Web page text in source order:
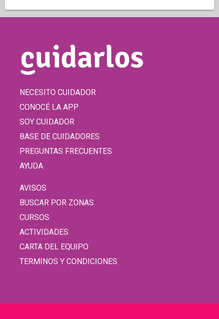
NECESITO CUIDADOR
CONOCÉ LA APP
SOY CUIDADOR
BASE DE CUIDADORES
PREGUNTAS FRECUENTES
AYUDA
AVISOS
BUSCAR POR ZONAS
CURSOS
ACTIVIDADES
CARTA DEL EQUIPO
TERMINOS Y CONDICIONES